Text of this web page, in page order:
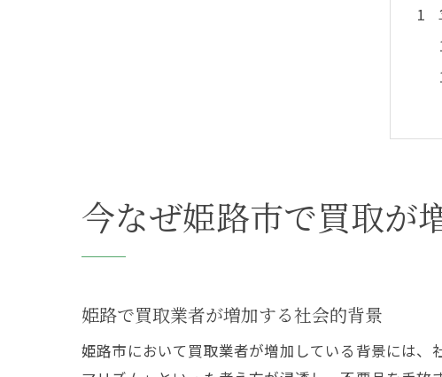
今なぜ姫路市で買取が
姫路で買取業者が増加する社会的背景
姫路市において買取業者が増加している背景には